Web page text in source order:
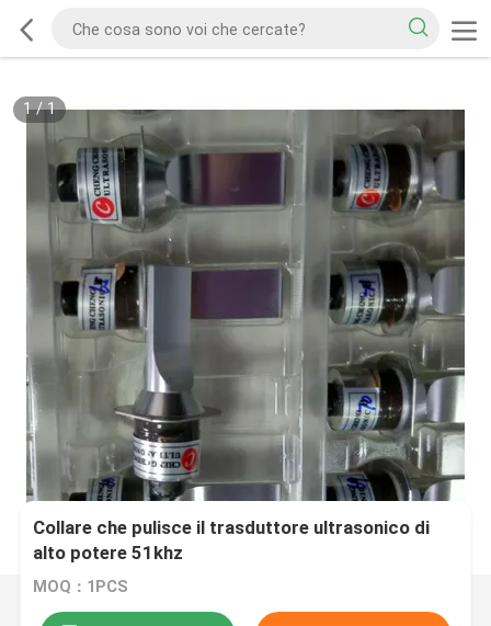
1/1
Collare che pulisce il trasduttore ultrasonico di
alto potere 51khz
MOQ：1PCS